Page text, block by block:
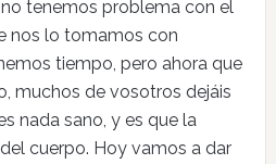
tenemos problema con el
nos lo tomamos con
tiempo, pero ahora que
muchos de vosotros dejáis
nada sano, y es que la
cuerpo. Hoy vamos a dar